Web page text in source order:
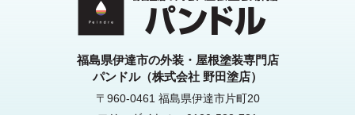
福島県伊達市の外装・屋根塗装専門店
パンドル（株式会社 野田塗店）
〒960-0461 福島県伊達市片町20